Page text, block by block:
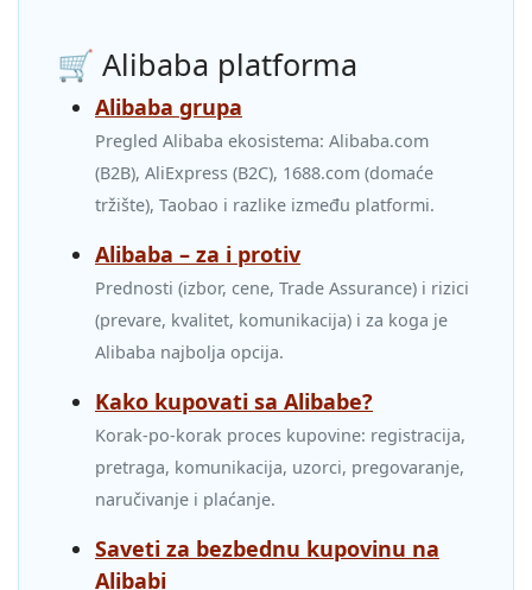
🛒 Alibaba platforma
Alibaba grupa
Pregled Alibaba ekosistema: Alibaba.com
(B2B), AliExpress (B2C), 1688.com (domaće
tržište), Taobao i razlike između platformi.
Alibaba – za i protiv
Prednosti (izbor, cene, Trade Assurance) i rizici
(prevare, kvalitet, komunikacija) i za koga je
Alibaba najbolja opcija.
Kako kupovati sa Alibabe?
Korak‑po‑korak proces kupovine: registracija,
pretraga, komunikacija, uzorci, pregovaranje,
naručivanje i plaćanje.
Saveti za bezbednu kupovinu na
Alibabi